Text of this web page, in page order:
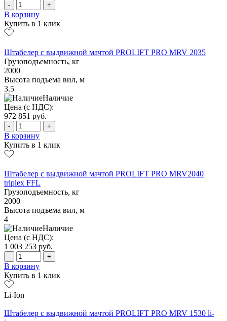
- +
В корзину
Купить в 1 клик
Штабелер с выдвижной мачтой PROLIFT PRO MRV 2035
Грузоподъемность, кг
2000
Высота подъема вил, м
3.5
Наличие
Цена (с НДС):
972 851 руб.
- +
В корзину
Купить в 1 клик
Штабелер с выдвижной мачтой PROLIFT PRO MRV2040
triplex FFL
Грузоподъемность, кг
2000
Высота подъема вил, м
4
Наличие
Цена (с НДС):
1 003 253 руб.
- +
В корзину
Купить в 1 клик
Li-Ion
Штабелер с выдвижной мачтой PROLIFT PRO MRV 1530 li-